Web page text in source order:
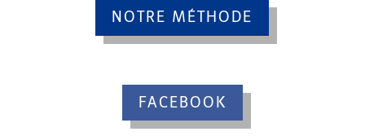
NOTRE MÉTHODE
FACEBOOK